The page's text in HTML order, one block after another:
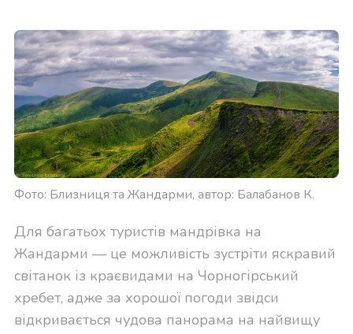
Фото: Близниця та Жандарми, автор: Балабанов К.
Для багатьох туристів мандрівка на
Жандарми — це можливість зустріти яскравий
світанок із краєвидами на Чорногірський
хребет, адже за хорошої погоди звідси
відкривається чудова панорама на найвищу